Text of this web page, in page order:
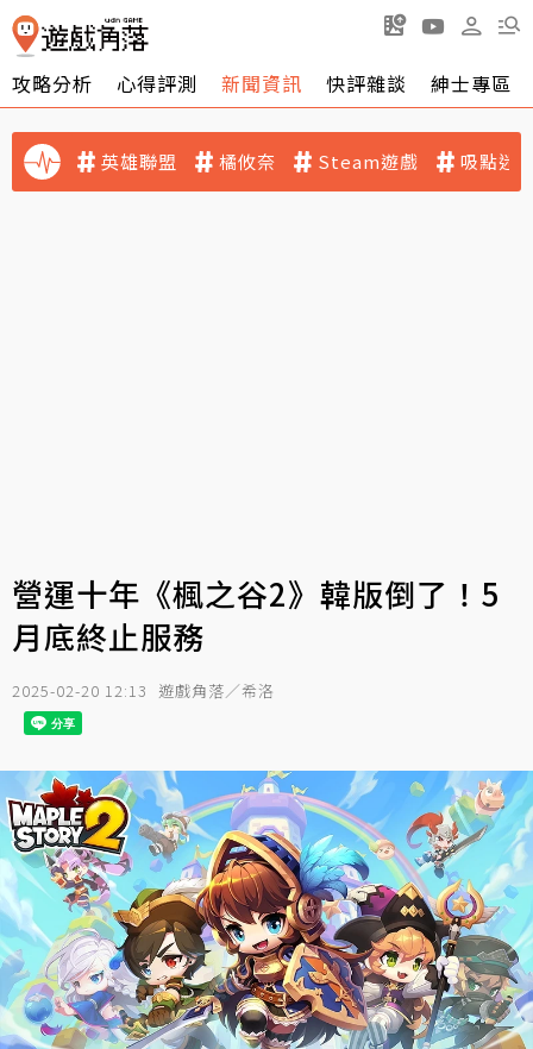
攻略分析 心得評測 新聞資訊 快評雜談 紳士專區
英雄聯盟 橘攸奈 Steam遊戲 吸點迷
營運十年《楓之谷2》韓版倒了！5
月底終止服務
2025-02-20 12:13 遊戲角落／希洛